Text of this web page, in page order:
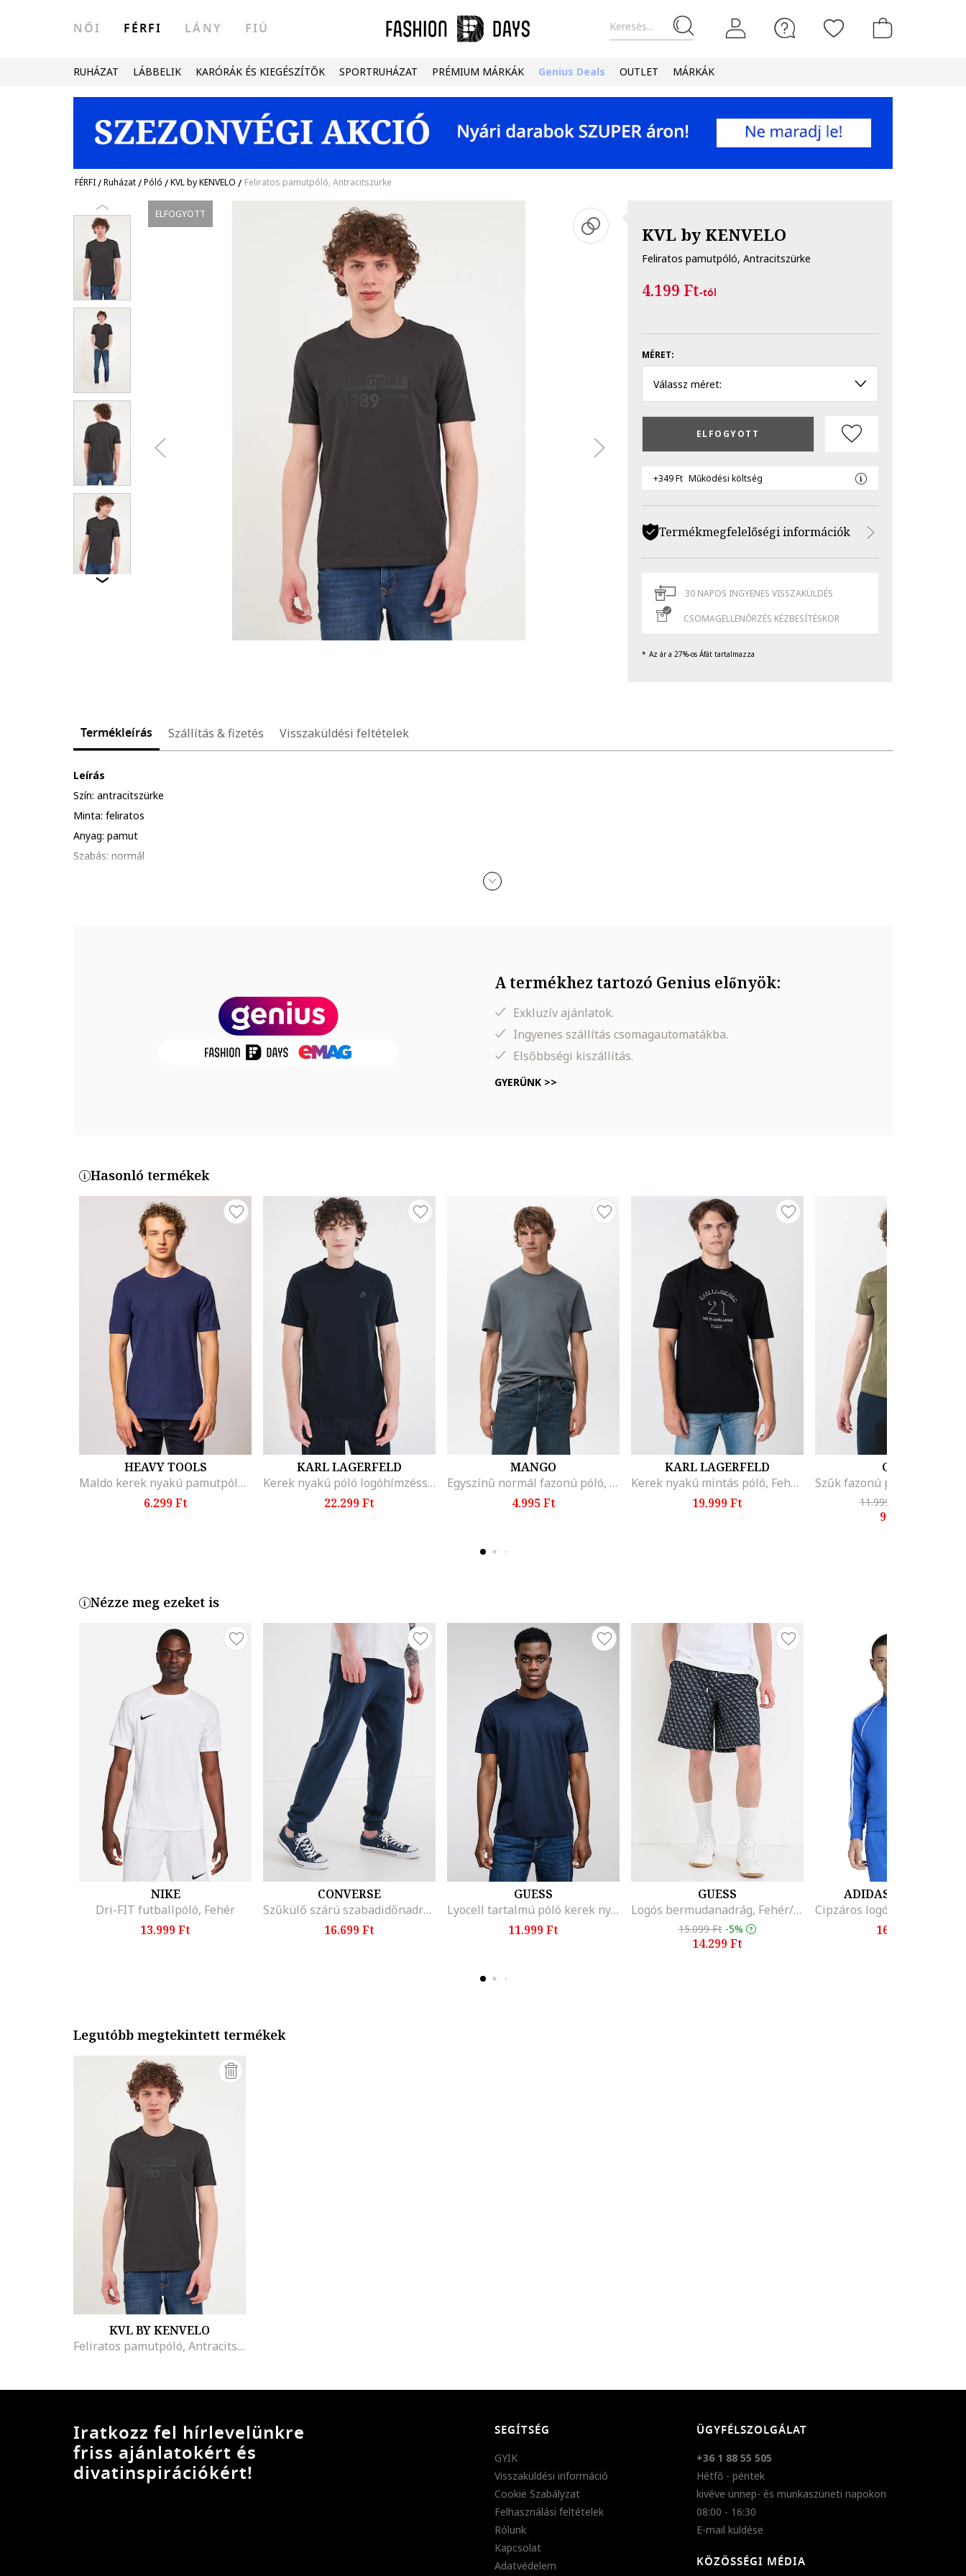
Keresés...
NŐI FÉRFI LÁNY FIÚ
RUHÁZAT LÁBBELIK KARÓRÁK ÉS KIEGÉSZÍTŐK SPORTRUHÁZAT PRÉMIUM MÁRKÁK Genius Deals OUTLET MÁRKÁK
FÉRFI/Ruházat/Póló /KVL by KENVELO / Feliratos pamutpóló, Antracitszürke
ELFOGYOTT
KVL by KENVELO
Feliratos pamutpóló, Antracitszürke
4.199 Ft-tól
MÉRET:
Válassz méret:
ELFOGYOTT
+349 Ft Működési költség
Termékmegfelelőségi információk
30 NAPOS INGYENES VISSZAKÜLDÉS
CSOMAGELLENŐRZÉS KÉZBESÍTÉSKOR
Az ár a 27%-os Áfát tartalmazza
Termékleírás Szállítás & fizetés Visszaküldési feltételek
Leírás
Szín: antracitszürke
Minta: feliratos
Anyag: pamut
Szabás: normál
A termékhez tartozó Genius előnyök:
Exkluzív ajánlatok.
Ingyenes szállítás csomagautomatákba.
Elsőbbségi kiszállítás.
GYERÜNK >>
Hasonló termékek
HEAVY TOOLS
Maldo kerek nyakú pamutpóló, Sötétkék
6.299 Ft
KARL LAGERFELD
Kerek nyakú póló logóhímzéssel, Sötétkék
22.299 Ft
MANGO
Egyszínű normál fazonú póló, Púderkék
4.995 Ft
KARL LAGERFELD
Kerek nyakú mintás póló, Fehér/Fekete
19.999 Ft
GUESS
11.999 Ft
9.199 Ft
Nézze meg ezeket is
NIKE
Dri-FIT futballpóló, Fehér
13.999 Ft
CONVERSE
Szűkülő szárú szabadidőnadrág logós foltrátéttel, Tengerészkék
16.699 Ft
GUESS
Lyocell tartalmú póló kerek nyakrésszel, Sötétkék
11.999 Ft
GUESS
Logós bermudanadrág, Fehér/Szénszürke
15.099 Ft -5%
14.299 Ft
ADIDAS ORIGINALS
16.599 Ft
Legutóbb megtekintett termékek
KVL BY KENVELO
Feliratos pamutpóló, Antracitszürke
Iratkozz fel hírlevelünkre
friss ajánlatokért és
divatinspirációkért!
SEGÍTSÉG
GYIK
Visszaküldési információ
Cookie Szabályzat
Felhasználási feltételek
Rólunk
Kapcsolat
Adatvédelem
ÜGYFÉLSZOLGÁLAT
+36 1 88 55 505
Hétfő - péntek
kivéve ünnep- és munkaszüneti napokon
08:00 - 16:30
E-mail küldése
KÖZÖSSÉGI MÉDIA